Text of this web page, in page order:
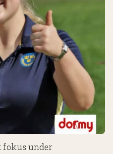
fokus under